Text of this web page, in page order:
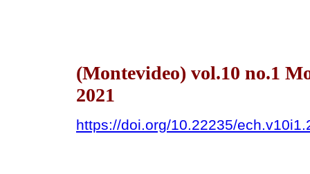
(Montevideo) vol.10 no.1
2021
https://doi.org/10.22235/